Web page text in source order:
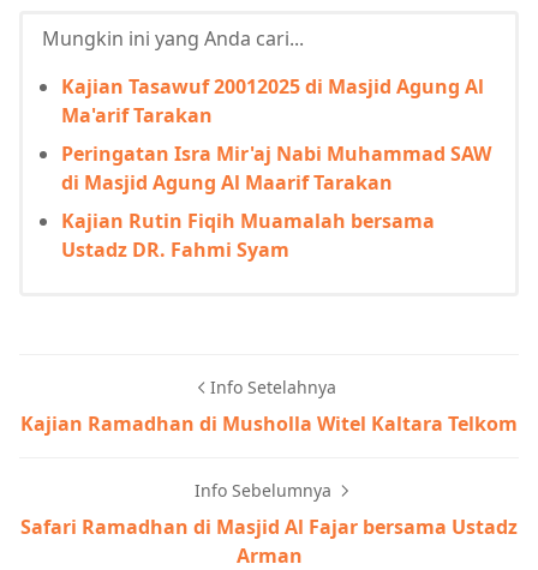
Mungkin ini yang Anda cari...
Kajian Tasawuf 20012025 di Masjid Agung Al
Ma'arif Tarakan
Peringatan Isra Mir'aj Nabi Muhammad SAW
di Masjid Agung Al Maarif Tarakan
Kajian Rutin Fiqih Muamalah bersama
Ustadz DR. Fahmi Syam
Info Setelahnya
Kajian Ramadhan di Musholla Witel Kaltara Telkom
Info Sebelumnya
Safari Ramadhan di Masjid Al Fajar bersama Ustadz
Arman